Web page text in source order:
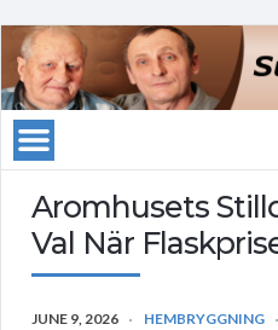
Aromhusets
Val När
JUNE 9, 2026 HEMBRYGGNING